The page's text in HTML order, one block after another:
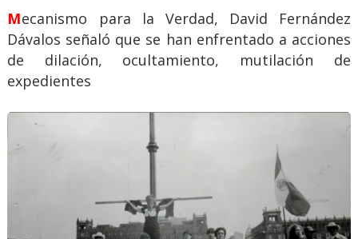
Mecanismo para la Verdad, David Fernández
Dávalos señaló que se han enfrentado a acciones
de dilación, ocultamiento, mutilación de
expedientes